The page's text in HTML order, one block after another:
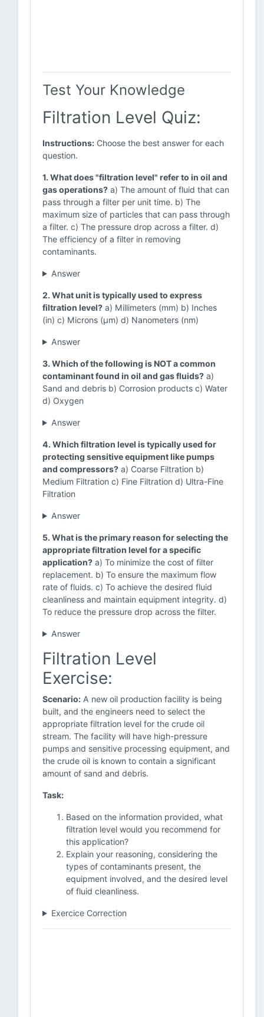
Test Your Knowledge
Filtration Level Quiz:
Instructions: Choose the best answer for each
question.
1. What does "filtration level" refer to in oil and
gas operations? a) The amount of fluid that can
pass through a filter per unit time. b) The
maximum size of particles that can pass through
a filter. c) The pressure drop across a filter. d)
The efficiency of a filter in removing
contaminants.
Answer
2. What unit is typically used to express
filtration level? a) Millimeters (mm) b) Inches
(in) c) Microns (µm) d) Nanometers (nm)
Answer
3. Which of the following is NOT a common
contaminant found in oil and gas fluids? a)
Sand and debris b) Corrosion products c) Water
d) Oxygen
Answer
4. Which filtration level is typically used for
protecting sensitive equipment like pumps
and compressors? a) Coarse Filtration b)
Medium Filtration c) Fine Filtration d) Ultra-Fine
Filtration
Answer
5. What is the primary reason for selecting the
appropriate filtration level for a specific
application? a) To minimize the cost of filter
replacement. b) To ensure the maximum flow
rate of fluids. c) To achieve the desired fluid
cleanliness and maintain equipment integrity. d)
To reduce the pressure drop across the filter.
Answer
Filtration Level
Exercise:
Scenario: A new oil production facility is being
built, and the engineers need to select the
appropriate filtration level for the crude oil
stream. The facility will have high-pressure
pumps and sensitive processing equipment, and
the crude oil is known to contain a significant
amount of sand and debris.
Task:
Based on the information provided, what
filtration level would you recommend for
this application?
Explain your reasoning, considering the
types of contaminants present, the
equipment involved, and the desired level
of fluid cleanliness.
Exercice Correction